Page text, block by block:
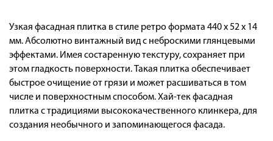
Узкая фасадная плитка в стиле ретро формата 440 x 52 x 14
мм. Абсолютно винтажный вид с неброскими глянцевыми
эффектами. Имея состаренную текстуру, сохраняет при
этом гладкость поверхности. Такая плитка обеспечивает
быстрое очищение от грязи и может расшиваться в том
числе и поверхностным способом. Хай-тек фасадная
плитка с традициями высококачественного клинкера, для
создания необычного и запоминающегося фасада.